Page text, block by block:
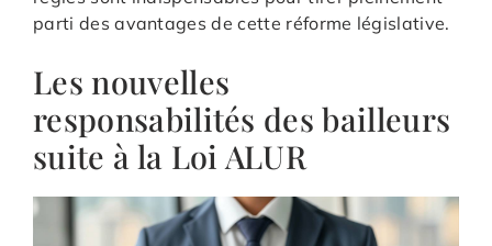
parti des avantages de cette réforme législative.
Les nouvelles
responsabilités des bailleurs
suite à la Loi ALUR